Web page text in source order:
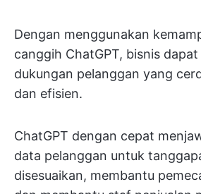
Dengan menggunakan
canggih ChatGPT, bisnis
dukungan pelanggan yang
dan efisien.
ChatGPT dengan cepat
data pelanggan untuk
disesuaikan, membantu